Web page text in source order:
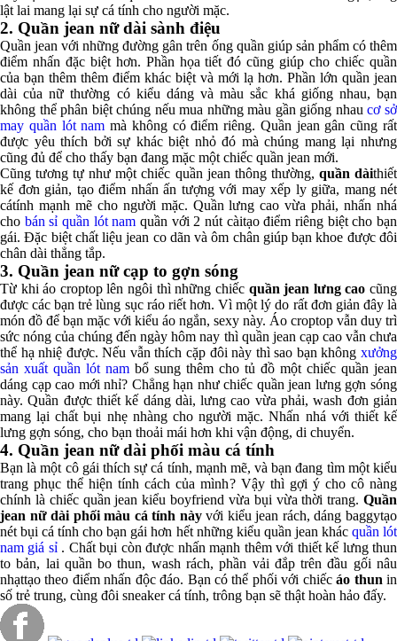
lật lai mang lại sự cá tính cho người mặc.
2. Quần jean nữ dài sành điệu
Quần jean với những đường gân trên ống quần giúp sản phẩm có thêm
điểm nhấn đặc biệt hơn. Phần họa tiết đó cũng giúp cho chiếc quần
của bạn thêm thêm điểm khác biệt và mới lạ hơn. Phần lớn quần jean
dài của nữ thường có kiểu dáng và màu sắc khá giống nhau, bạn
không thể phân biệt chúng nếu mua những màu gần giống nhaucơ sở
may quần lót nam mà không có điểm riêng. Quần jean gân cũng rất
được yêu thích bởi sự khác biệt nhỏ đó mà chúng mang lại nhưng
cũng đủ để cho thấy bạn đang mặc một chiếc quần jean mới.
Cũng tương tự như một chiếc quần jean thông thường, quần dàithiết
kế đơn giản, tạo điểm nhấn ấn tượng với may xếp ly giữa, mang nét
cátính mạnh mẽ cho người mặc. Quần lưng cao vừa phải, nhấn nhá
cho bán sỉ quần lót nam quần với 2 nút càitạo điểm riêng biệt cho bạn
gái. Đặc biệt chất liệu jean co dãn và ôm chân giúp bạn khoe được đôi
chân dài thẳng tắp.
3. Quần jean nữ cạp to gợn sóng
Từ khi áo croptop lên ngôi thì những chiếc quần jean lưng cao cũng
được các bạn trẻ lùng sục ráo riết hơn. Vì một lý do rất đơn giản đây là
món đồ để bạn mặc với kiểu áo ngắn, sexy này. Áo croptop vẫn duy trì
sức nóng của chúng đến ngày hôm nay thì quần jean cạp cao vẫn chưa
thể hạ nhiệ được. Nếu vẫn thích cặp đôi này thì sao bạn không xưởng
sản xuất quần lót nam bổ sung thêm cho tủ đồ một chiếc quần jean
dáng cạp cao mới nhỉ? Chẳng hạn như chiếc quần jean lưng gợn sóng
này. Quần được thiết kế dáng dài, lưng cao vừa phải, wash đơn giản
mang lại chất bụi nhẹ nhàng cho người mặc. Nhấn nhá với thiết kế
lưng gợn sóng, cho bạn thoải mái hơn khi vận động, di chuyển.
4. Quần jean nữ dài phối màu cá tính
Bạn là một cô gái thích sự cá tính, mạnh mẽ, và bạn đang tìm một kiểu
trang phục thể hiện tính cách của mình? Vậy thì gợi ý cho cô nàng
chính là chiếc quần jean kiểu boyfriend vừa bụi vừa thời trang. Quần
jean nữ dài phối màu cá tính nàyvới kiểu jean rách, dáng baggytạo
nét bụi cá tính cho bạn gái hơn hết những kiểu quần jean khác quần lót
nam giá sỉ. Chất bụi còn được nhấn mạnh thêm với thiết kế lưng thun
to bản, lai quần bo thun, wash rách, phần vải đắp trên đầu gối nâu
nhạttạo theo điểm nhấn độc đáo. Bạn có thể phối với chiếcáo thun in
số trẻ trung, cùng đôi sneaker cá tính, trông bạn sẽ thật hoàn hảo đấy.